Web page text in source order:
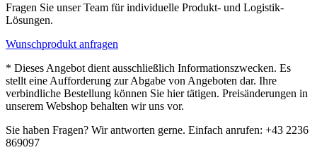
Fragen Sie unser Team für individuelle Produkt- und Logistik-
Lösungen.
Wunschprodukt anfragen
* Dieses Angebot dient ausschließlich Informationszwecken. Es
stellt eine Aufforderung zur Abgabe von Angeboten dar. Ihre
verbindliche Bestellung können Sie hier tätigen. Preisänderungen in
unserem Webshop behalten wir uns vor.
Sie haben Fragen? Wir antworten gerne. Einfach anrufen: +43 2236
869097